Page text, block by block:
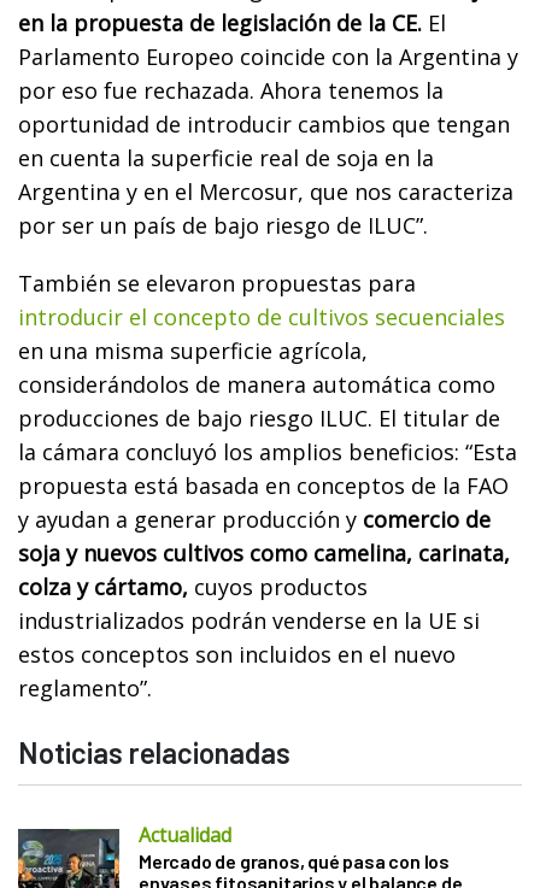
en la propuesta de legislación de la CE. El
Parlamento Europeo coincide con la Argentina y
por eso fue rechazada. Ahora tenemos la
oportunidad de introducir cambios que tengan
en cuenta la superficie real de soja en la
Argentina y en el Mercosur, que nos caracteriza
por ser un país de bajo riesgo de ILUC”.
También se elevaron propuestas para
introducir el concepto de cultivos secuenciales
en una misma superficie agrícola,
considerándolos de manera automática como
producciones de bajo riesgo ILUC. El titular de
la cámara concluyó los amplios beneficios: “Esta
propuesta está basada en conceptos de la FAO
y ayudan a generar producción y comercio de
soja y nuevos cultivos como camelina, carinata,
colza y cártamo, cuyos productos
industrializados podrán venderse en la UE si
estos conceptos son incluidos en el nuevo
reglamento”.
Noticias relacionadas
Actualidad
Mercado de granos, qué pasa con los
envases fitosanitarios y el balance de